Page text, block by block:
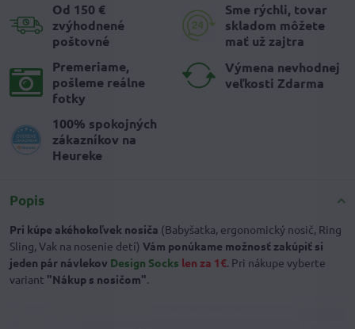
Od 150 €
zvýhodnené
poštovné
Sme rýchli, tovar
skladom môžete
mať už zajtra
Premeriame,
pošleme reálne
fotky
Výmena nevhodnej
veľkosti Zdarma
100% spokojných
zákazníkov na
Heureke
Popis
Pri kúpe akéhokoľvek nosiča (Babyšatka, ergonomický nosič, Ring
Sling, Vak na nosenie detí) Vám ponúkame možnosť zakúpiť si
jeden pár návlekov Design Socks len za 1€. Pri nákupe vyberte
variant "Nákup s nosičom".